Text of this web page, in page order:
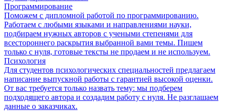
Программирование
Поможем с дипломной работой по программированию.
Работаем с любыми языками и направлениями науки,
подбираем нужных авторов с учеными степенями для
всестороннего раскрытия выбранной вами темы. Пишем
только с нуля, готовые тексты не продаем и не используем.
Психология
Для студентов психологических специальностей предлагаем
написание выпускной работы с гарантией высокой оценки.
От вас требуется только назвать тему: мы подберем
подходящего автора и создадим работу с нуля. Не разглашаем
данные о заказчиках.